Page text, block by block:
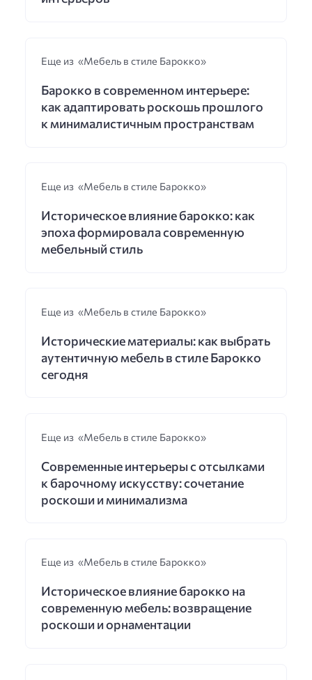
Еще из «Мебель в стиле Барокко»
Барокко в современном интерьере:
как адаптировать роскошь прошлого
к минималистичным пространствам
Еще из «Мебель в стиле Барокко»
Историческое влияние барокко: как
эпоха формировала современную
мебельный стиль
Еще из «Мебель в стиле Барокко»
Исторические материалы: как выбрать
аутентичную мебель в стиле Барокко
сегодня
Еще из «Мебель в стиле Барокко»
Современные интерьеры с отсылками
к барочному искусству: сочетание
роскоши и минимализма
Еще из «Мебель в стиле Барокко»
Историческое влияние барокко на
современную мебель: возвращение
роскоши и орнаментации